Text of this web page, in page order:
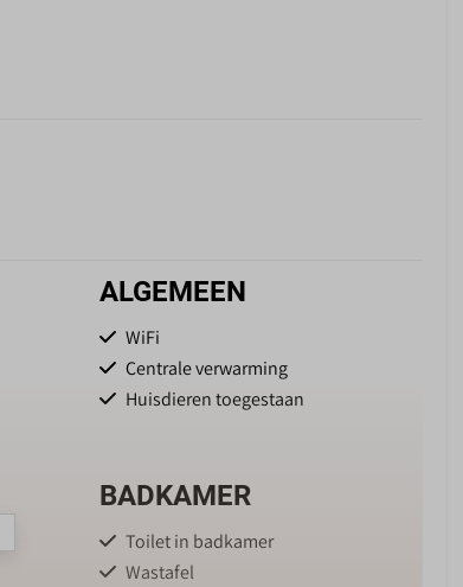
ALGEMEEN
WiFi
Centrale verwarming
Huisdieren toegestaan
BADKAMER
Toilet in badkamer
Wastafel